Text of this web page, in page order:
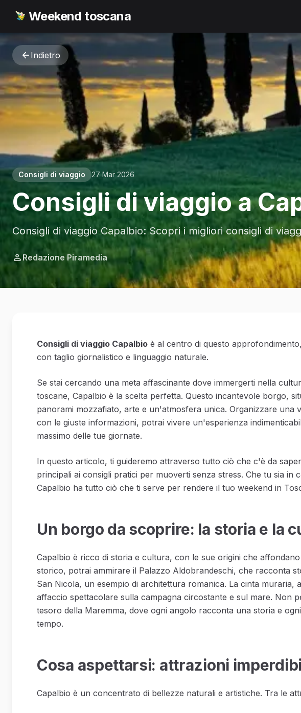
Weekend toscana
Indietro
Consigli di viaggio 27 Mar 2026
Consigli di viaggio a
Consigli di viaggio Capalbio: Scopri i migliori consigli di
Redazione Piramedia
Consigli di viaggio Capalbio è al centro di questo
con taglio giornalistico e linguaggio naturale.
Se stai cercando una meta affascinante dove immergerti nella
toscane, Capalbio è la scelta perfetta. Questo incantevole borgo,
panorami mozzafiato, arte e un'atmosfera unica. Organizzare una
con le giuste informazioni, potrai vivere un'esperienza
massimo delle tue giornate.
In questo articolo, ti guideremo attraverso tutto ciò che c'è da
principali ai consigli pratici per muoverti senza stress. Che tu sia in
Capalbio ha tutto ciò che ti serve per rendere il tuo weekend in
Un borgo da scoprire: la storia e la
Capalbio è ricco di storia e cultura, con le sue origini che
storico, potrai ammirare il Palazzo Aldobrandeschi, che racconta
San Nicola, un esempio di architettura romanica. La cinta
affaccio spettacolare sulla campagna circostante e sul mare. Non
tesoro della Maremma, dove ogni angolo racconta una storia e
tempo.
Cosa aspettarsi: attrazioni
Capalbio è un concentrato di bellezze naturali e artistiche. Tra le